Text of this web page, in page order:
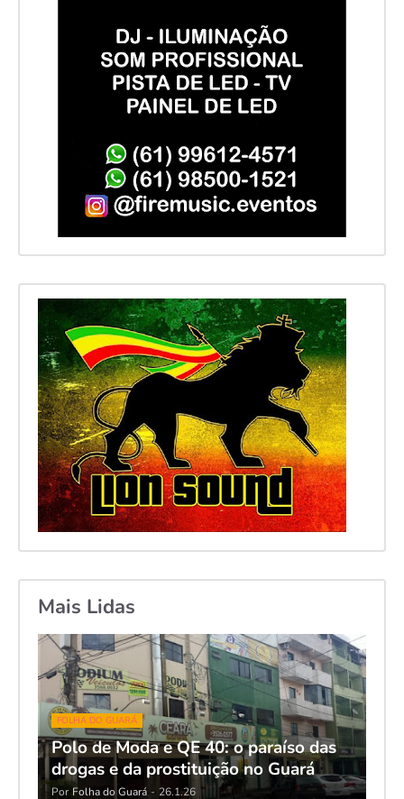
Mais Lidas
FOLHA DO GUARÁ
Polo de Moda e QE 40: o paraíso das
drogas e da prostituição no Guará
Por Folha do Guará - 26.1.26